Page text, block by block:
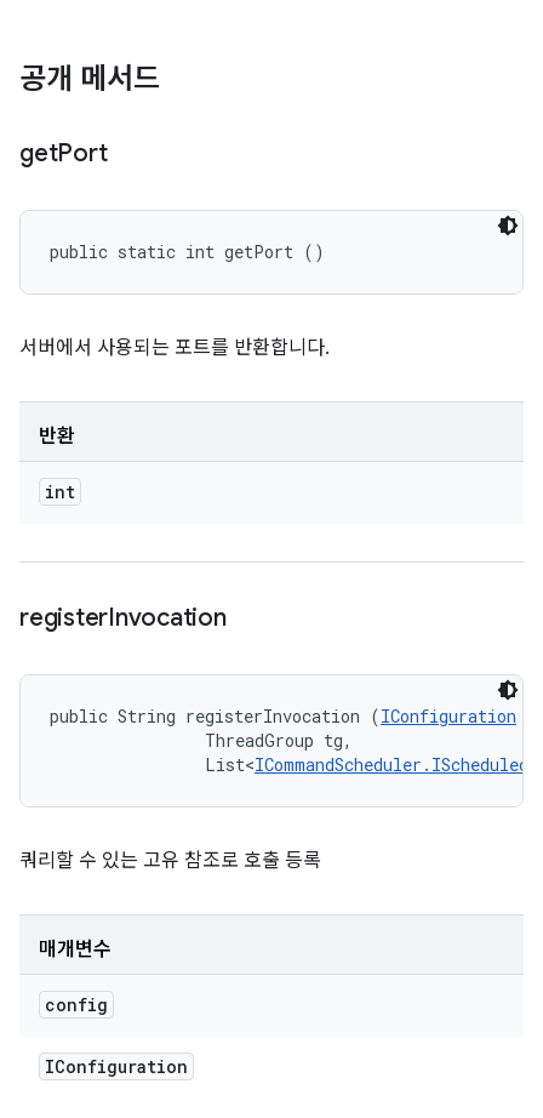
공개 메서드
getPort
public static int getPort ()
서버에서 사용되는 포트를 반환합니다.
반환
int
registerInvocation
public String registerInvocation (IConfiguration
                ThreadGroup tg,
                List<
쿼리할 수 있는 고유 참조로 호출 등록
매개변수
config
IConfiguration